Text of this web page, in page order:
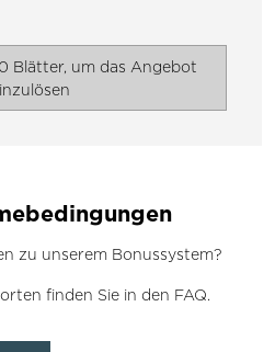
Blätter, um das Angebot
zu unserem Bonussystem?
finden Sie in den FAQ.